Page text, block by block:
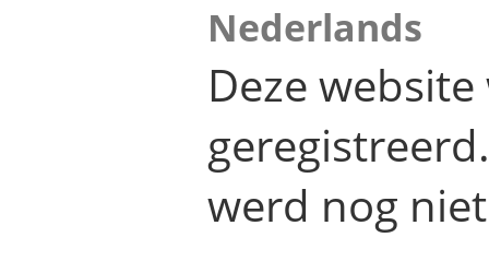
Nederlands
Deze
werd nog